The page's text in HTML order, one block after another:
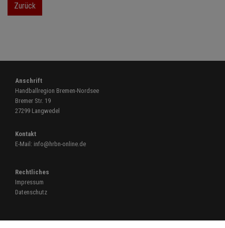
Zurück
Anschrift
Handballregion Bremen-Nordsee
Bremer Str. 19
27299 Langwedel
Kontakt
E-Mail: info@hrbn-online.de
Rechtliches
Impressum
Datenschutz